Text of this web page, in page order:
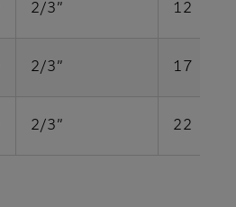
2/3” 12
2/3” 17
2/3” 22